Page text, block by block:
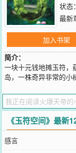
状态
最新
加入书架
简介：
一块十元钱地摊玉符，
岛，一株奇异非常的小
您要是觉得《玉符空间
里的朋友推荐哦！
《玉符空间》最新
感言